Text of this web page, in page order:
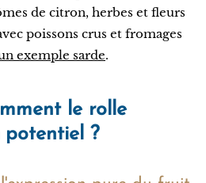
de citron, herbes et fleurs
poissons crus et fromages
exemple sarde.
le rolle
potentiel ?